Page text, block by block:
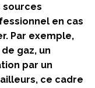
sources
en cas
Par exemple,
gaz, un
par un
ce cadre